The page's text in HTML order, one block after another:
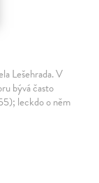
Lešehrada. V
bývá často
leckdo o něm